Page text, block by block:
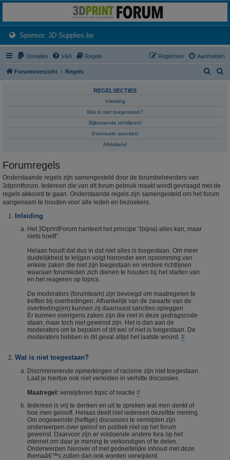
Het 3D print forum van de Benelux na de sluiting van 3dprintforum.nl
Sponsor: 3D Supplies.be(Opens a new tab)
Donaties V&A Regels Aanmelden
Registreer
Forumoverzicht Regels
e
REGELSECTIES
Inleiding
Wat is niet toegestaan?
Bijkomende richtlijnen!
Eventuele sancties!
Afsluitend
Forumregels
Onderstaande regels zijn samengesteld door de forumbeheerders van
3dprintforum. Iedereen die van dit forum gebruik maakt wordt gevraagd met de
regels akkoord te gaan. Onderstaande regels zijn samengesteld om het forum
aangenaam te houden voor alle leden en bezoekers.
Inleiding
Het 3DprintForum hanteert het principe "(bijna) alles kan, maar
niets hoeft".
Helaas houdt dat dus in dat niet alles is toegestaan. Om meer
duidelijkheid te krijgen volgt hieronder een opsomming van
enkele zaken die niet zijn toegestaan en verdere richtlijnen
waaraan forumleden zich dienen te houden bij het starten van
en het reageren op topics.
De moderators (forumteam) zijn bevoegd om maatregelen te
treffen bij overtredingen. Afhankelijk van de zwaarte van de
overtreding(en) kunnen zij daarnaast sancties opleggen.
Er kunnen overigens zaken zijn die niet in deze gedragscode
staan, maar toch niet gewenst zijn. Het is dan aan de
moderators om te bepalen of dit wel of niet is toegestaan. De
moderators hebben in dit geval altijd het laatste woord. #
Wat is niet toegestaan?
Discriminerende opmerkingen of racisme zijn niet toegestaan.
Laat je hiertoe ook niet verleiden in verhitte discussies.
Maatregel: verwijderen topic of reactie #
Iedereen is vrij te denken en uit te spreken wat men denkt of
hoe men gelooft. Helaas deelt niet iedereen dezelfde mening.
Om ongewenste (heftige) discussies te vermijden zijn
onderwerpen over geloof en politiek niet op het forum
gewenst. Daarvoor zijn er voldoende andere fora op het
internet om daar je mening te verkondigen of te delen.
Onderwerpen hierover of met gedeeltelijke inhoud met deze
themaâ€™s zullen dan ook worden verwijderd.